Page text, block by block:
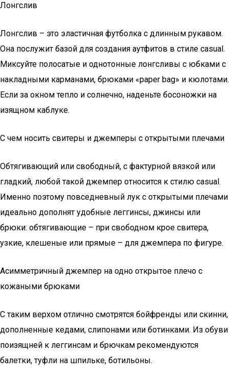
Лонгслив
Лонгслив – это эластичная футболка с длинным рукавом.
Она послужит базой для создания аутфитов в стиле casual.
Миксуйте полосатые и однотонные лонгсливы с юбками с
накладными карманами, брюками «paper bag» и кюлотами.
Если за окном тепло и солнечно, наденьте босоножки на
изящном каблуке.
С чем носить свитеры и джемперы с открытыми плечами
Обтягивающий или свободный, с фактурной вязкой или
гладкий, любой такой джемпер относится к стилю casual.
Именно поэтому повседневный лук с открытыми плечами
идеально дополнят удобные леггинсы, джинсы или
брюки: обтягивающие – при свободном крое свитера,
узкие, клешеные или прямые – для джемпера по фигуре.
Асимметричный джемпер на одно открытое плечо с
кожаными брюками
С таким верхом отлично смотрятся бойфренды или скинни,
дополненные кедами, слипонами или ботинками. Из обуви
поизящней к леггинсам и брючкам рекомендуются
балетки, туфли на шпильке, ботильоны.